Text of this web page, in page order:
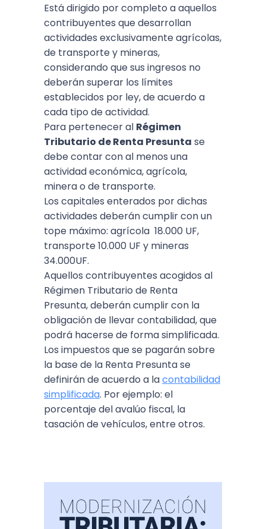
Está dirigido por completo a aquellos
contribuyentes que desarrollan
actividades exclusivamente agrícolas,
de transporte y mineras,
considerando que sus ingresos no
deberán superar los límites
establecidos por ley, de acuerdo a
cada tipo de actividad.
Para pertenecer al Régimen
Tributario de Renta Presunta se
debe contar con al menos una
actividad económica, agrícola,
minera o de transporte.
Los capitales enterados por dichas
actividades deberán cumplir con un
tope máximo: agrícola 18.000 UF,
transporte 10.000 UF y mineras
34.000UF.
Aquellos contribuyentes acogidos al
Régimen Tributario de Renta
Presunta, deberán cumplir con la
obligación de llevar contabilidad, que
podrá hacerse de forma simplificada.
Los impuestos que se pagarán sobre
la base de la Renta Presunta se
definirán de acuerdo a lacontabilidad
simplificada. Por ejemplo: el
porcentaje del avalúo fiscal, la
tasación de vehículos, entre otros.